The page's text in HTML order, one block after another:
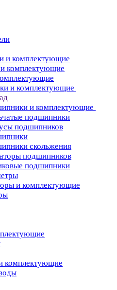
и комплектующие
комплектующие
и комплектующие
и комплектующие
подшипники
подшипников
скольжения
подшипников
подшипники
и комплектующие
комплектующие